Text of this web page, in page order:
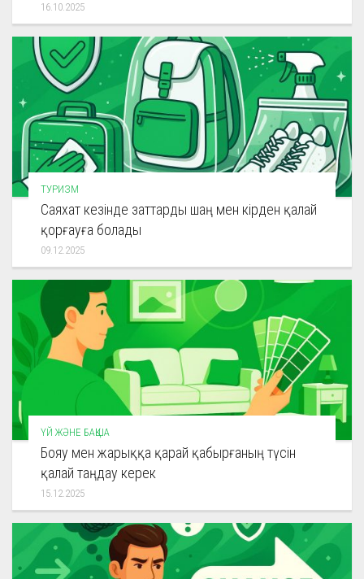
16.10.2025
ТУРИЗМ
Саяхат кезінде заттарды шаң мен кірден қалай
қорғауға болады
09.12.2025
ҮЙ ЖӘНЕ БАҚША
Бояу мен жарыққа қарай қабырғаның түсін
қалай таңдау керек
15.12.2025